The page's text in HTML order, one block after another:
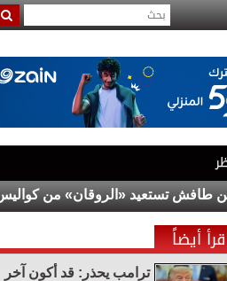
تستعيد «الروقان» من كواليس أحدث
أيضاً
ترامب يحذر: قد أكون آخر